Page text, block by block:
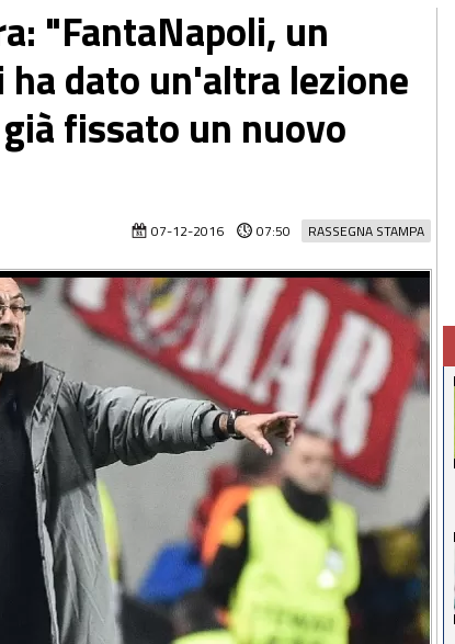
"FantaNapoli, un
ha dato un'altra lezione
fissato un nuovo
RASSEGNA STAMPA
07-12-2016 07:50